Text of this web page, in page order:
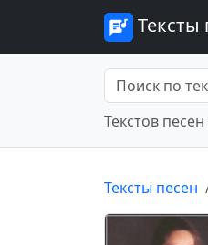
Тексты
Текстов
Тексты песен